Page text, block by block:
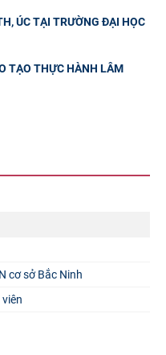
ÚC TẠI TRƯỜNG ĐẠI HỌC
TẠO THỰC HÀNH LÂM
cơ sở Bắc Ninh